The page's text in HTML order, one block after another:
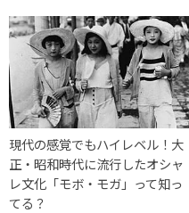
現代の感覚でもハイレベル！大
正・昭和時代に流行したオシャ
レ文化「モボ・モガ」って知っ
てる？